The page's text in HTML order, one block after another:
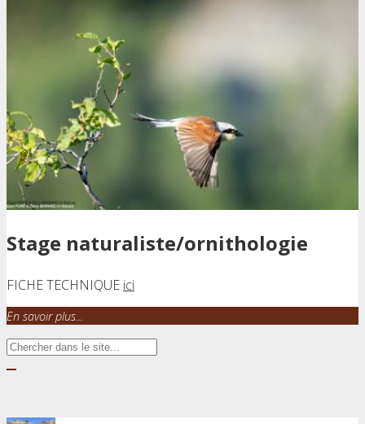
Stage naturaliste/ornithologie
FICHE TECHNIQUE ici
En savoir plus...